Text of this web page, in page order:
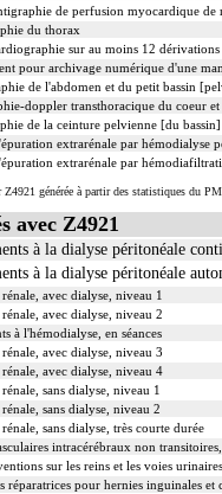
de perfusion myocardique
du thorax
sur au moins 12 dérivations
pour archivage numérique d'une
de l'abdomen et du petit bassin
doppler transthoracique du coeur
de la ceinture pelvienne [du
extrarénale par hémodialyse
extrarénale par
générée à partir des statistiques du
avec Z4921
à la dialyse péritonéale
à la dialyse péritonéale
avec dialyse, niveau 1
avec dialyse, niveau 2
à l'hémodialyse, en séances
avec dialyse, niveau 3
avec dialyse, niveau 4
sans dialyse, niveau 1
sans dialyse, niveau 2
sans dialyse, très courte durée
intracérébraux non
sur les reins et les voies
réparatrices pour hernies inguinales et